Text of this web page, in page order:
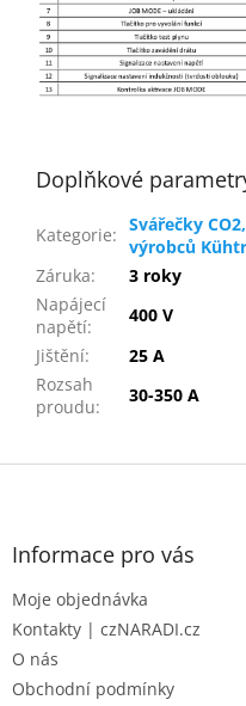
Doplňkové
Kategorie: Svářečky
výrobců
Záruka:
3 roky
Napájecí
napětí:
400 V
Jištění:
25 A
Rozsah
proudu:
30-350 A
Z
Informace pro vás
Moje objednávka
Kontakty | czNARADI.cz
O nás
Obchodní podmínky